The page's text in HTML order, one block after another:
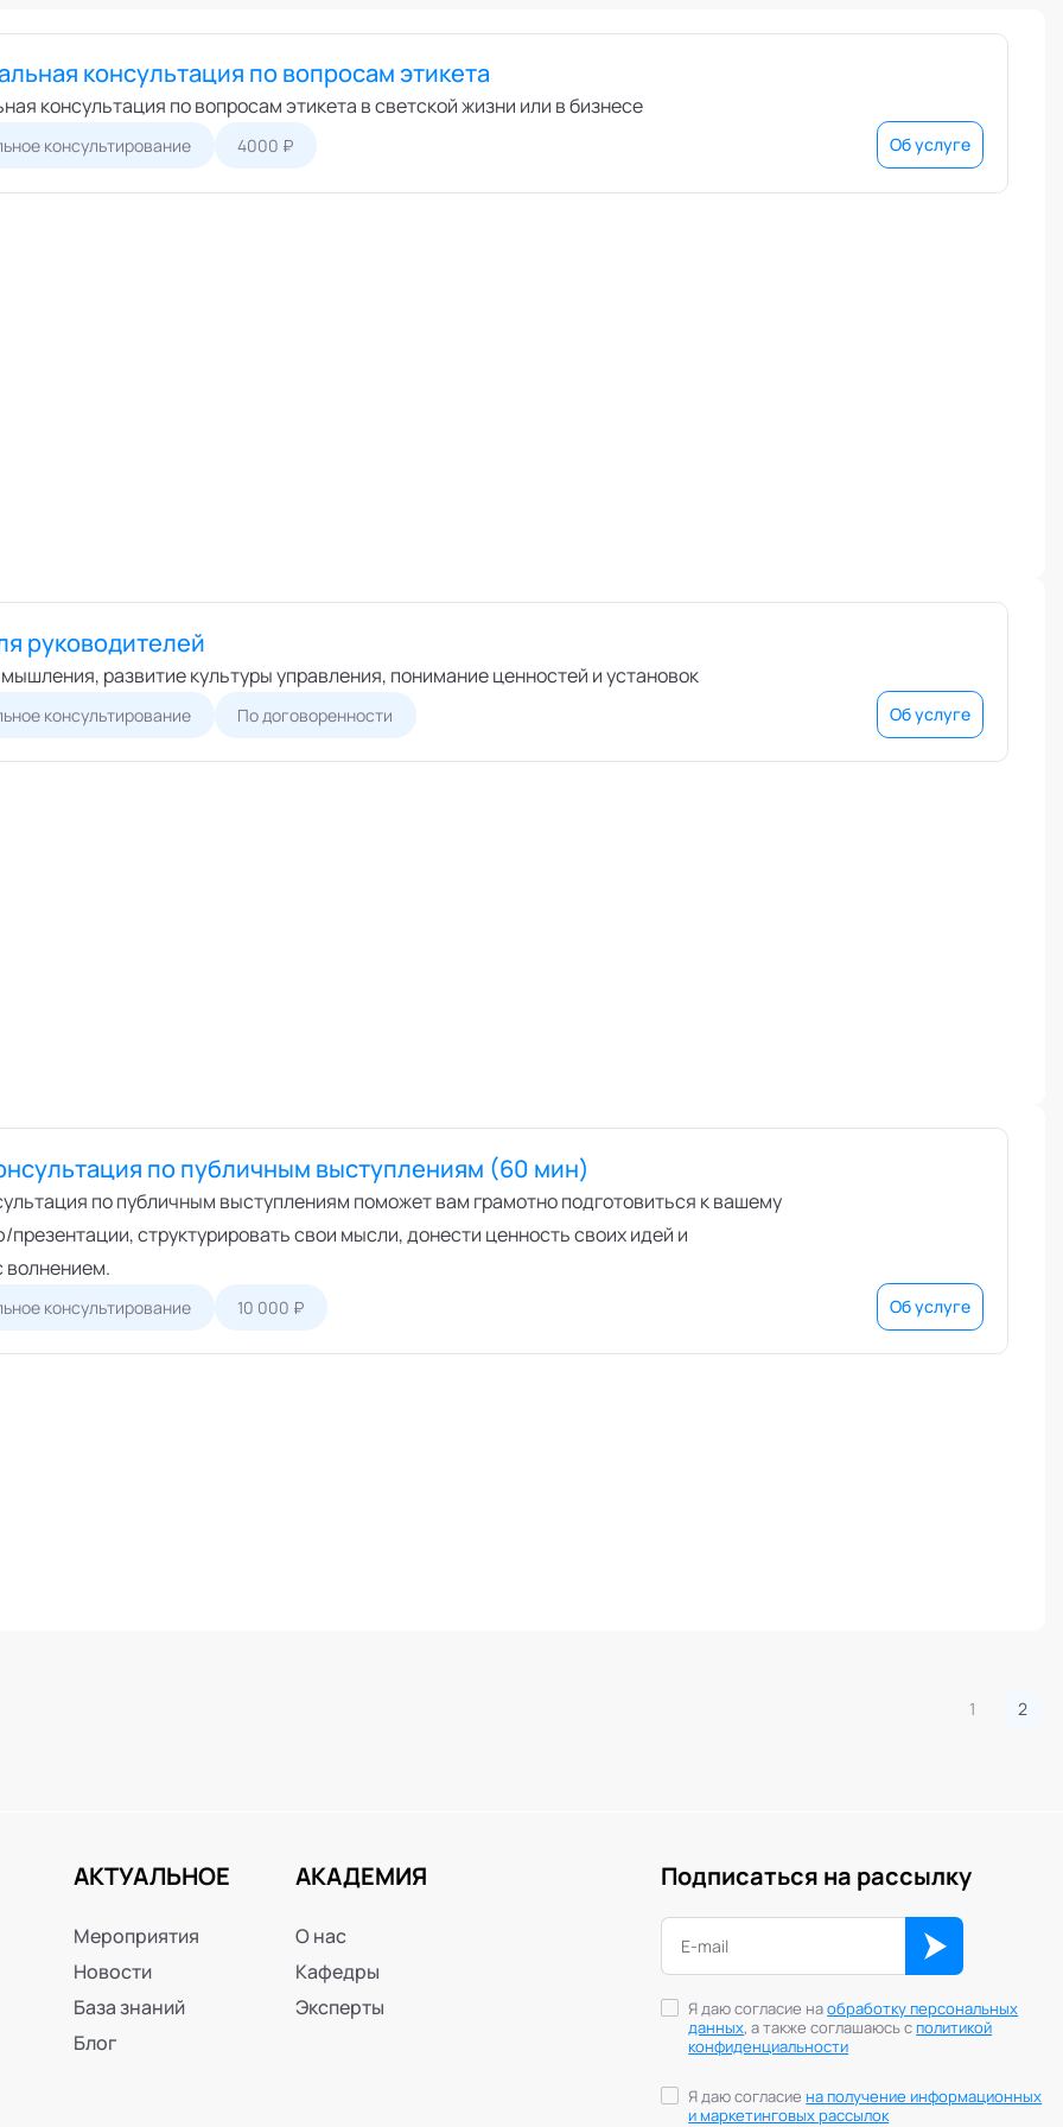
организации
Офлайн
консультация по вопросам этикета
консультация по вопросам этикета в светской жизни или в бизнесе
консультирование 4000 ₽ Об услуге
руководителей
развитие культуры управления, понимание ценностей и установок
консультирование По договоренности Об услуге
по публичным выступлениям (60 мин)
по публичным выступлениям поможет вам грамотно подготовиться к вашему
структурировать свои мысли, донести ценность своих идей и
волнением.
консультирование 10 000 ₽ Об услуге
1 2
АКТУАЛЬНОЕ
Мероприятия
Новости
База знаний
Блог
АКАДЕМИЯ
О нас
Кафедры
Эксперты
Подписаться на рассылку
Я даю согласие наобработку персональных
данных, а также соглашаюсь сполитикой
конфиденциальности
Я даю согласиена получение информационных
и маркетинговых рассылок